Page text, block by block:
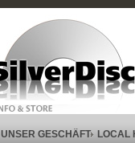
UNSER GESCHÄFT LOCAL